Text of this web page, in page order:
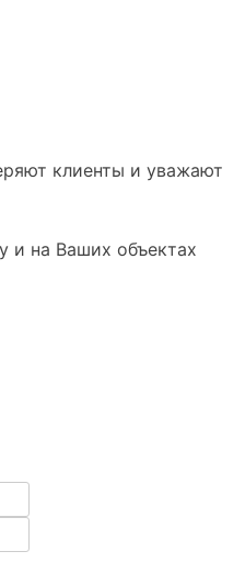
клиенты и уважают
и на Ваших объектах